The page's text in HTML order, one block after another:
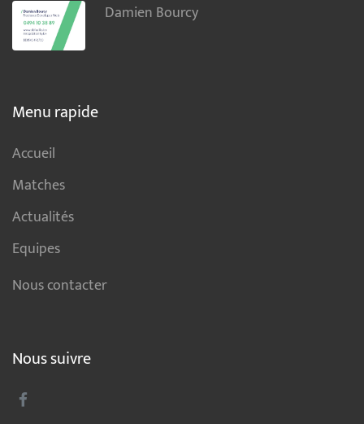
Damien Bourcy
Menu rapide
Accueil
Matches
Actualités
Equipes
Nous contacter
Nous suivre